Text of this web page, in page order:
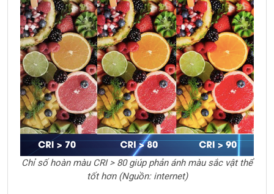
Chỉ số hoàn màu CRI > 80 giúp phản ánh màu sắc vật thể
tốt hơn (Nguồn: internet)